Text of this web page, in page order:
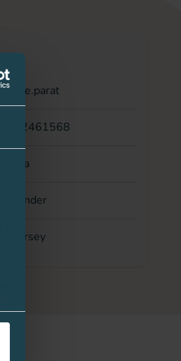
bre.parat
12461568
lila
Kinder
Jersey